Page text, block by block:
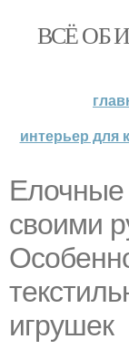
ВСЁ ОБ
интерьер для
Елочные
своими
игрушек